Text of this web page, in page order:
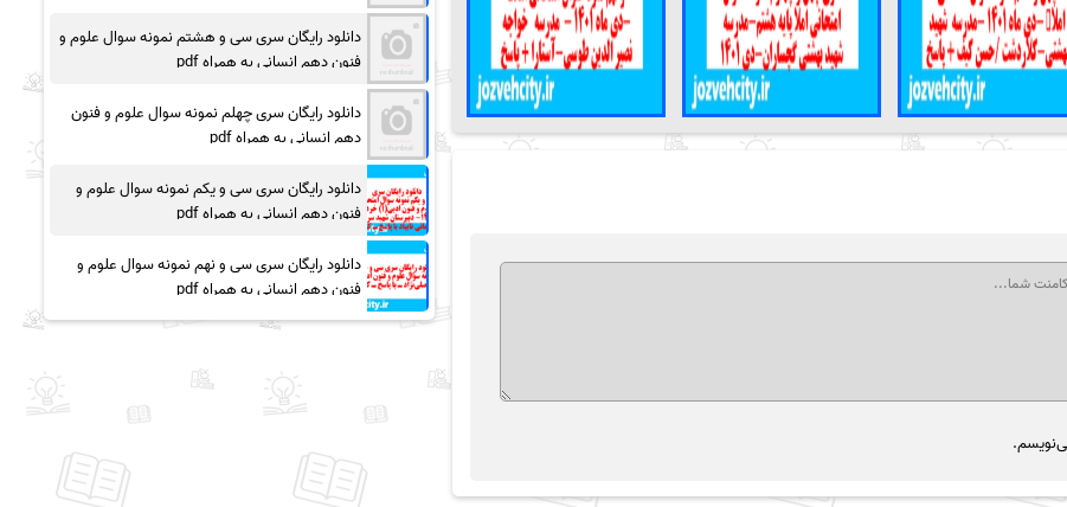
دانلود رایگان سری سی و هشتم نمونه سوال علوم و
فنون دهم انسانی به همراه pdf
دانلود رایگان سری چهلم نمونه سوال علوم و فنون
دهم انسانی به همراه pdf
دانلود رایگان سری سی و یکم نمونه سوال علوم و
فنون دهم انسانی به همراه pdf
دانلود رایگان سری سی و نهم نمونه سوال علوم و
فنون دهم انسانی به همراه pdf